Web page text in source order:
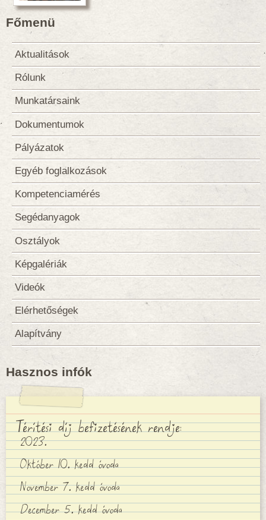
Főmenü
Aktualitások
Rólunk
Munkatársaink
Dokumentumok
Pályázatok
Egyéb foglalkozások
Kompetenciamérés
Segédanyagok
Osztályok
Képgalériák
Videók
Elérhetőségek
Alapítvány
Hasznos infók
Térítési díj befizetésének rendje:
2023.
Október 10. kedd óvoda
November 7. kedd óvoda
December 5. kedd óvoda